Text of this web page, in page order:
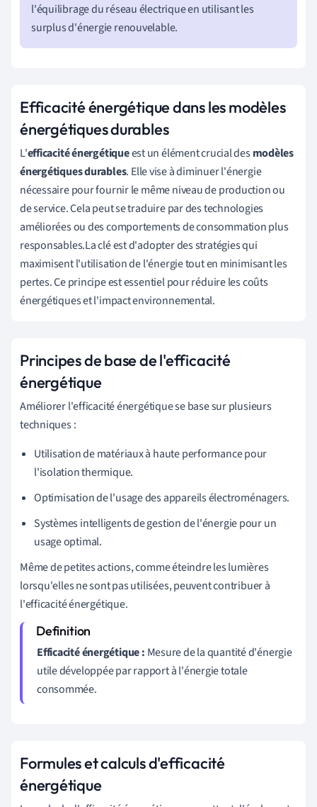
l'équilibrage du réseau électrique en utilisant les
surplus d'énergie renouvelable.
Efficacité énergétique dans les modèles
énergétiques durables
L'efficacité énergétiqueest un élément crucial desmodèles
énergétiques durables. Elle vise à diminuer l'énergie
nécessaire pour fournir le même niveau de production ou
de service. Cela peut se traduire par des technologies
améliorées ou des comportements de consommation plus
responsables.La clé est d'adopter des stratégies qui
maximisent l'utilisation de l'énergie tout en minimisant les
pertes. Ce principe est essentiel pour réduire les coûts
énergétiques et l'impact environnemental.
Principes de base de l'efficacité
énergétique
Améliorer l'efficacité énergétique se base sur plusieurs
techniques :
Utilisation de matériaux à haute performance pour
l'isolation thermique.
Optimisation de l'usage des appareils électroménagers.
Systèmes intelligents de gestion de l'énergie pour un
usage optimal.
Même de petites actions, comme éteindre les lumières
lorsqu'elles ne sont pas utilisées, peuvent contribuer à
l'efficacité énergétique.
Efficacité énergétique : Mesure de la quantité d'énergie
utile développée par rapport à l'énergie totale
consommée.
Formules et calculs d'efficacité
énergétique